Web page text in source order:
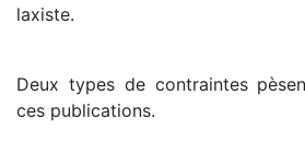
laxiste.
Deux types de contraintes
ces publications.